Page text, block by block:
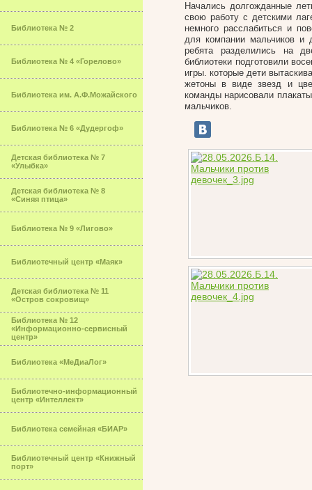
Библиотека № 2
Библиотека № 4 «Горелово»
Библиотека им. А.Ф.Можайского
Библиотека № 6 «Дудергоф»
Детская библиотека № 7
«Улыбка»
Детская библиотека № 8
«Синяя птица»
Библиотека № 9 «Лигово»
Библиотечный центр «Маяк»
Детская библиотека № 11
«Остров сокровищ»
Библиотека № 12
«Информационно-сервисный
центр»
Библиотека «МеДиаЛог»
Библиотечно-информационный
центр «Интеллект»
Библиотека семейная «БИАР»
Библиотечный центр «Книжный
порт»
Начались долгожданные
свою работу с детскими
немного расслабиться и
для компании мальчиков и
ребята разделились на
библиотеки подготовили
игры. которые дети
жетоны в виде звезд и
команды нарисовали
мальчиков.